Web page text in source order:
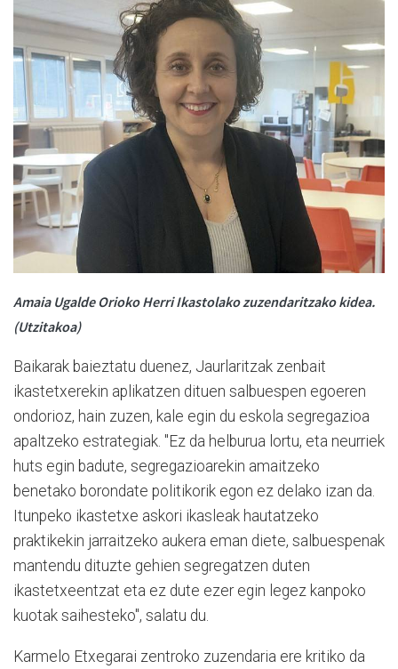
Amaia Ugalde Orioko Herri Ikastolako zuzendaritzako kidea.
(Utzitakoa)
Baikarak baieztatu duenez, Jaurlaritzak zenbait
ikastetxerekin aplikatzen dituen salbuespen egoeren
ondorioz, hain zuzen, kale egin du eskola segregazioa
apaltzeko estrategiak. "Ez da helburua lortu, eta neurriek
huts egin badute, segregazioarekin amaitzeko
benetako borondate politikorik egon ez delako izan da.
Itunpeko ikastetxe askori ikasleak hautatzeko
praktikekin jarraitzeko aukera eman diete, salbuespenak
mantendu dituzte gehien segregatzen duten
ikastetxeentzat eta ez dute ezer egin legez kanpoko
kuotak saihesteko", salatu du.
Karmelo Etxegarai zentroko zuzendaria ere kritiko da